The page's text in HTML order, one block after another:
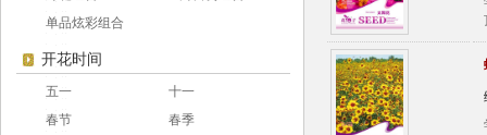
单品炫彩组合
开花时间
五一
十一
春节
春季